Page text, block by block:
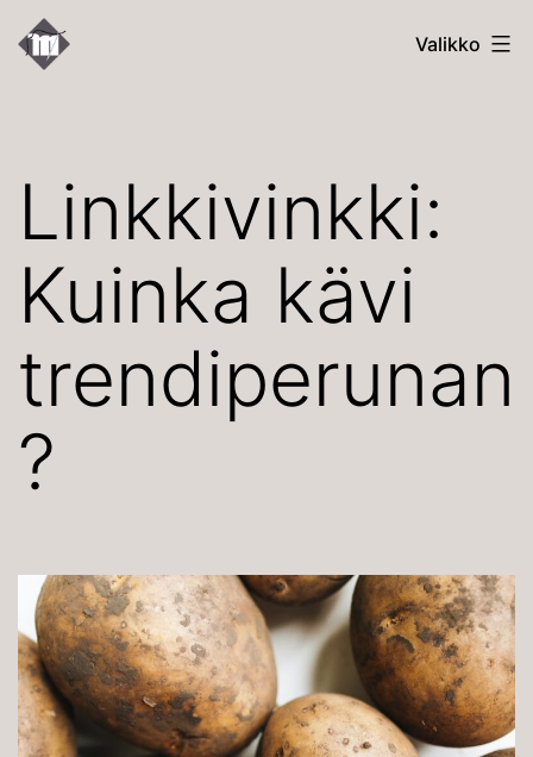
Siirry
sisältöön
Kallion
Valikko
Linkkivinkki:
Kuinka kävi
trendiperunan
?